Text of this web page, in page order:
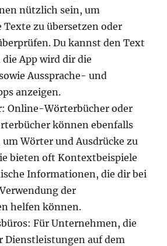
nützlich sein, um
Texte zu übersetzen oder
Du kannst den Text
App wird dir die
Aussprache- und
anzeigen.
Online-Wörterbücher oder
können ebenfalls
Wörter und Ausdrücke zu
bieten oft Kontextbeispiele
Informationen, die dir bei
der
helfen können.
Für Unternehmen, die
Dienstleistungen auf dem